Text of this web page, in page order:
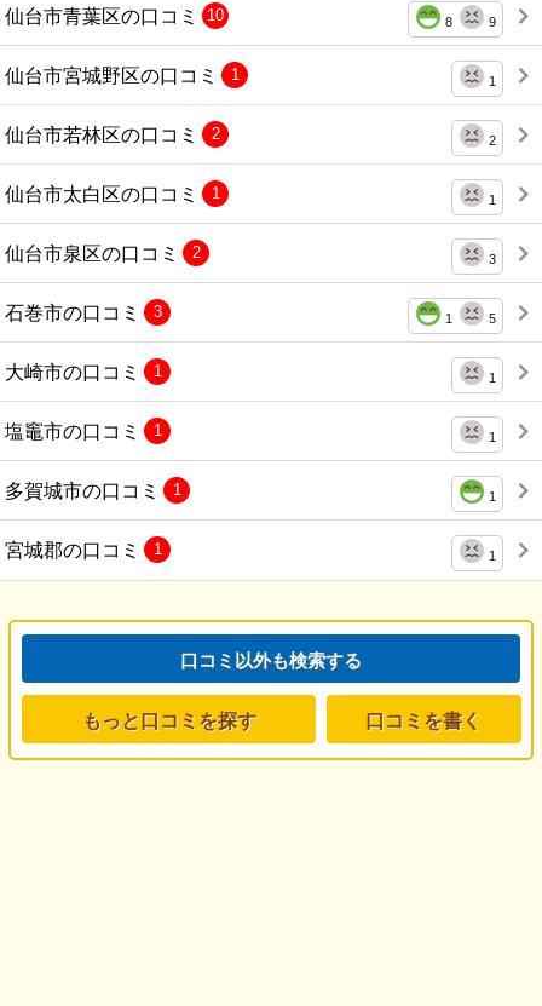
仙台市青葉区の口コミ 8 9
10
仙台市宮城野区の口コミ 1
1
仙台市若林区の口コミ 2
2
仙台市太白区の口コミ 1
1
仙台市泉区の口コミ 3
2
石巻市の口コミ 1 5
3
大崎市の口コミ 1
1
塩竈市の口コミ 1
1
多賀城市の口コミ 1
1
宮城郡の口コミ 1
1
口コミ以外も検索する
もっと口コミを探す 口コミを書く